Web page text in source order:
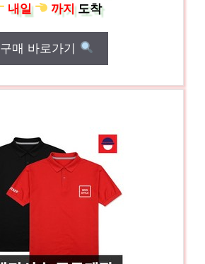
내일
까지도착
구매 바로가기